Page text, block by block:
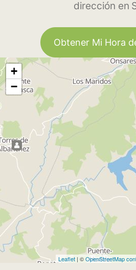
dirección en
Obtener Mi Hora
+
−
Leaflet | ©OpenStreetMap